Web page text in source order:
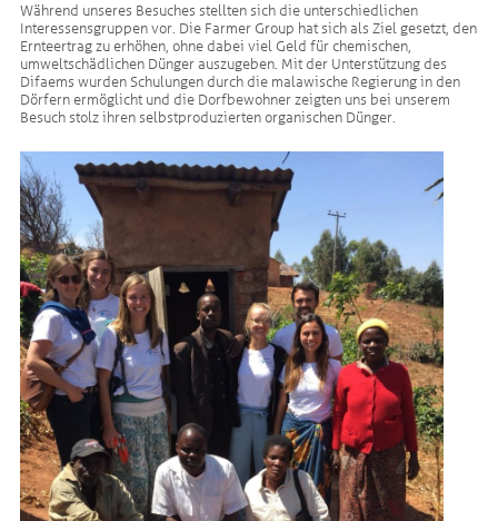
Während unseres Besuches stellten sich die unterschiedlichen
Interessensgruppen vor. Die Farmer Group hat sich als Ziel gesetzt, den
Ernteertrag zu erhöhen, ohne dabei viel Geld für chemischen,
umweltschädlichen Dünger auszugeben. Mit der Unterstützung des
Difaems wurden Schulungen durch die malawische Regierung in den
Dörfern ermöglicht und die Dorfbewohner zeigten uns bei unserem
Besuch stolz ihren selbstproduzierten organischen Dünger.